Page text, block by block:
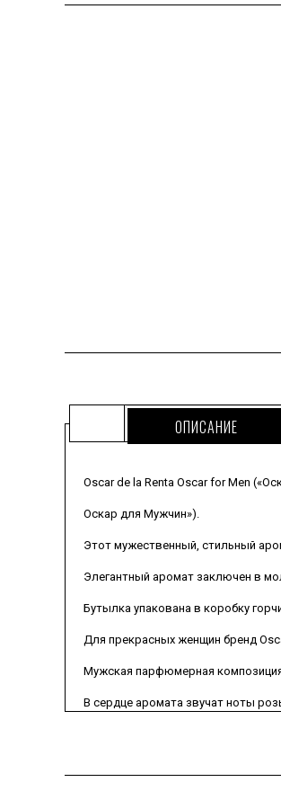
ОПИСАНИЕ
Oscar de la Renta Oscar for Men
Оскар для Мужчин»).
Этот мужественный, стильный
Элегантный аромат заключен в
Бутылка упакована в коробку
Для прекрасных женщин бренд
Мужская парфюмерная
В сердце аромата звучат ноты